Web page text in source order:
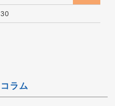
30
コラム